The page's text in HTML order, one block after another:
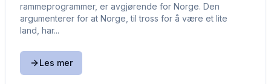
rammeprogrammer, er avgjørende for Norge. Den
argumenterer for at Norge, til tross for å være et lite
land, har...
Les mer